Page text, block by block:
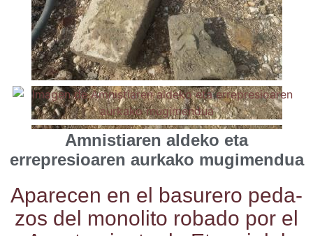
Amnistiaren aldeko eta
errepresioaren aurkako mugimendua
Apa­re­cen en el basu­re­ro peda­
zos del mono­li­to roba­do por el